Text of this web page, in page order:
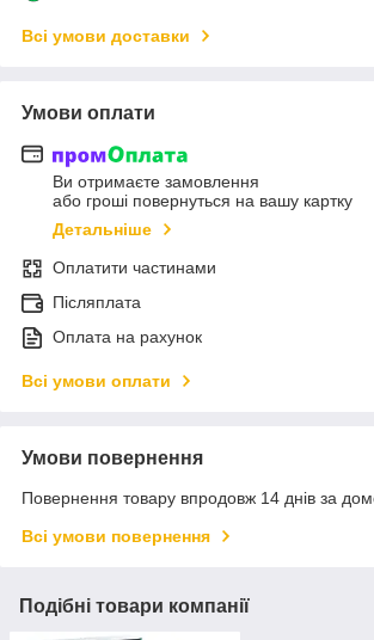
Всі умови доставки
Умови оплати
Ви отримаєте замовлення
або гроші повернуться на вашу картку
Детальніше
Оплатити частинами
Післяплата
Оплата на рахунок
Всі умови оплати
Умови повернення
Повернення товару впродовж 14 днів за
Всі умови повернення
Подібні товари компанії